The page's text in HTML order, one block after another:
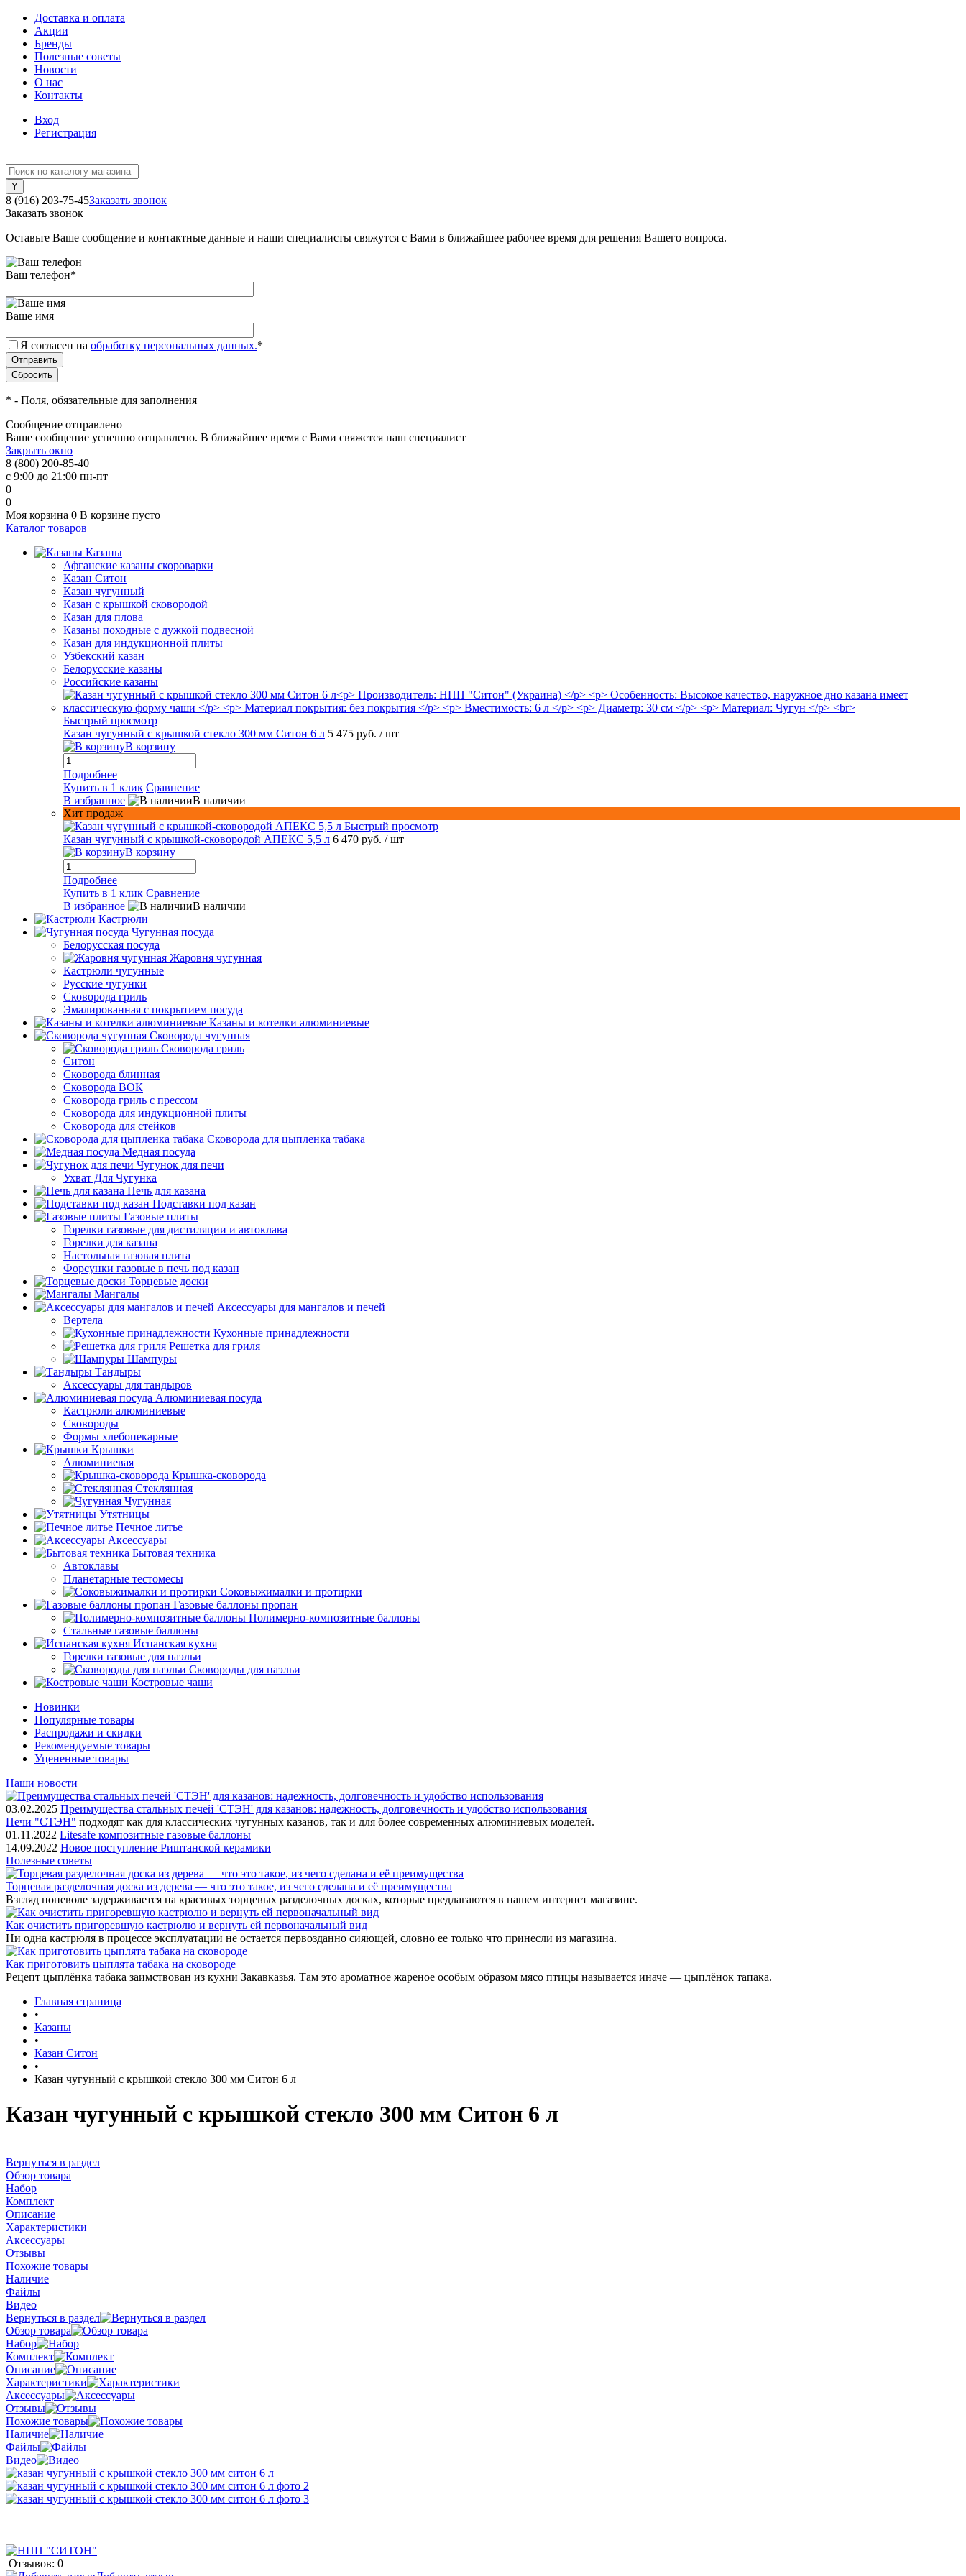
Доставка и оплата
Акции
Бренды
Полезные советы
Новости
О нас
Контакты
Вход
Регистрация
8 (916) 203-75-45Заказать звонок
Заказать звонок
Оставьте Ваше сообщение и контактные данные и наши специалисты свяжутся с Вами в ближайшее рабочее время для решения Вашего вопроса.
Ваш телефон*
Ваше имя
Я согласен на обработку персональных данных.*
* - Поля, обязательные для заполнения
Сообщение отправлено
Ваше сообщение успешно отправлено. В ближайшее время с Вами свяжется наш специалист
Закрыть окно
8 (800) 200-85-40
с 9:00 до 21:00 пн-пт
0
0
Моя корзина 0 В корзине пусто
Каталог товаров
Казаны
Афганские казаны скороварки
Казан Ситон
Казан чугунный
Казан с крышкой сковородой
Казан для плова
Казаны походные с дужкой подвесной
Казан для индукционной плиты
Узбекский казан
Белорусские казаны
Российские казаны
Быстрый просмотр
Казан чугунный с крышкой стекло 300 мм Ситон 6 л 5 475 руб. / шт
В корзину
Подробнее
Купить в 1 клик Сравнение
В избранное
В наличии
Хит продаж
Быстрый просмотр
Казан чугунный с крышкой-сковородой АПЕКС 5,5 л 6 470 руб. / шт
В корзину
Подробнее
Купить в 1 клик Сравнение
В избранное
В наличии
Кастрюли
Чугунная посуда
Белорусская посуда
Жаровня чугунная
Кастрюли чугунные
Русские чугунки
Сковорода гриль
Эмалированная с покрытием посуда
Казаны и котелки алюминиевые
Сковорода чугунная
Сковорода гриль
Ситон
Сковорода блинная
Сковорода ВОК
Сковорода гриль с прессом
Сковорода для индукционной плиты
Сковорода для стейков
Сковорода для цыпленка табака
Медная посуда
Чугунок для печи
Ухват Для Чугунка
Печь для казана
Подставки под казан
Газовые плиты
Горелки газовые для дистиляции и автоклава
Горелки для казана
Настольная газовая плита
Форсунки газовые в печь под казан
Торцевые доски
Мангалы
Аксессуары для мангалов и печей
Вертела
Кухонные принадлежности
Решетка для гриля
Шампуры
Тандыры
Аксессуары для тандыров
Алюминиевая посуда
Кастрюли алюминиевые
Сковороды
Формы хлебопекарные
Крышки
Алюминиевая
Крышка-сковорода
Стеклянная
Чугунная
Утятницы
Печное литье
Аксессуары
Бытовая техника
Автоклавы
Планетарные тестомесы
Соковыжималки и протирки
Газовые баллоны пропан
Полимерно-композитные баллоны
Стальные газовые баллоны
Испанская кухня
Горелки газовые для паэльи
Сковороды для паэльи
Костровые чаши
Новинки
Популярные товары
Распродажи и скидки
Рекомендуемые товары
Уцененные товары
Наши новости
03.02.2025 Преимущества стальных печей 'СТЭН' для казанов: надежность, долговечность и удобство использования
Печи "СТЭН" подходят как для классических чугунных казанов, так и для более современных алюминиевых моделей.
01.11.2022 Litesafe композитные газовые баллоны
14.09.2022 Новое поступление Риштанской керамики
Полезные советы
Торцевая разделочная доска из дерева — что это такое, из чего сделана и её преимущества
Взгляд поневоле задерживается на красивых торцевых разделочных досках, которые предлагаются в нашем интернет магазине.
Как очистить пригоревшую кастрюлю и вернуть ей первоначальный вид
Ни одна кастрюля в процессе эксплуатации не остается первозданно сияющей, словно ее только что принесли из магазина.
Как приготовить цыплята табака на сковороде
Рецепт цыплёнка табака заимствован из кухни Закавказья. Там это ароматное жареное особым образом мясо птицы называется иначе — цыплёнок тапака.
Главная страница
•
Казаны
•
Казан Ситон
•
Казан чугунный с крышкой стекло 300 мм Ситон 6 л
Казан чугунный с крышкой стекло 300 мм Ситон 6 л
Вернуться в раздел
Обзор товара
Набор
Комплект
Описание
Характеристики
Аксессуары
Отзывы
Похожие товары
Наличие
Файлы
Видео
Вернуться в раздел
Обзор товара
Набор
Комплект
Описание
Характеристики
Аксессуары
Отзывы
Похожие товары
Наличие
Файлы
Видео
Отзывов: 0